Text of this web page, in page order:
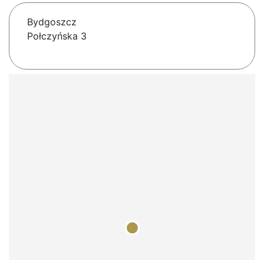
Bydgoszcz
Połczyńska 3